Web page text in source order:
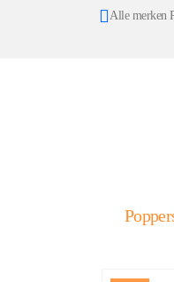
Alle merken